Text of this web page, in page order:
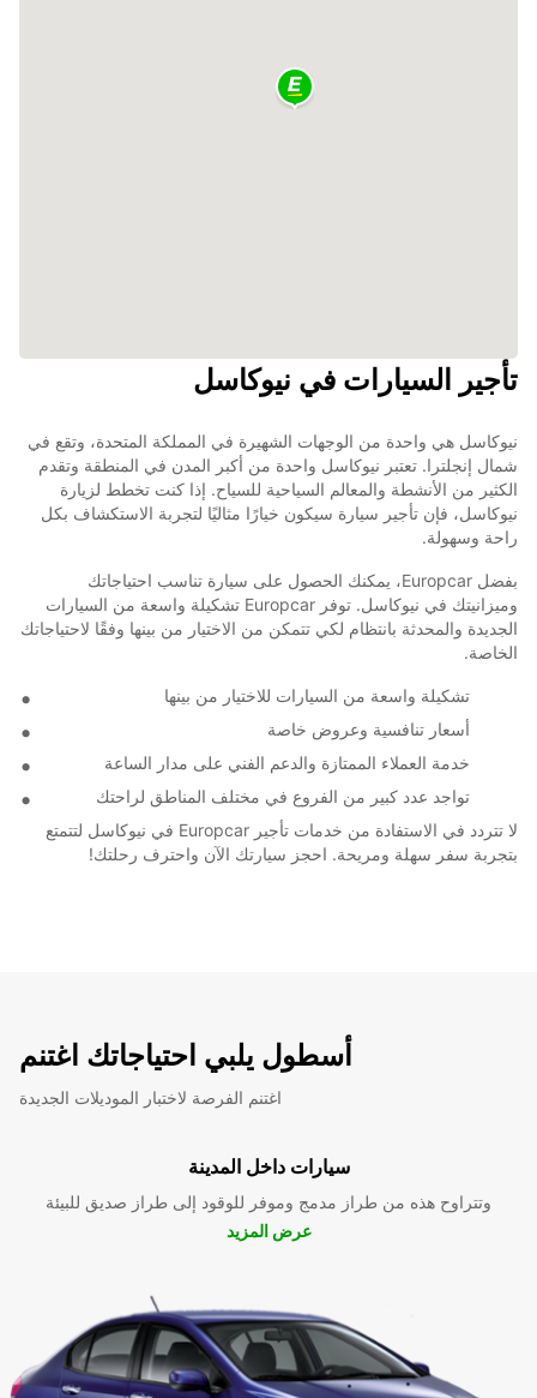
تأجير السيارات في نيوكاسل
نيوكاسل هي واحدة من الوجهات الشهيرة في المملكة المتحدة، وتقع في
شمال إنجلترا. تعتبر نيوكاسل واحدة من أكبر المدن في المنطقة وتقدم
الكثير من الأنشطة والمعالم السياحية للسياح. إذا كنت تخطط لزيارة
نيوكاسل، فإن تأجير سيارة سيكون خيارًا مثاليًا لتجربة الاستكشاف بكل
راحة وسهولة.
بفضل Europcar، يمكنك الحصول على سيارة تناسب احتياجاتك
وميزانيتك في نيوكاسل. توفر Europcar تشكيلة واسعة من السيارات
الجديدة والمحدثة بانتظام لكي تتمكن من الاختيار من بينها وفقًا لاحتياجاتك
الخاصة.
تشكيلة واسعة من السيارات للاختيار من بينها
أسعار تنافسية وعروض خاصة
خدمة العملاء الممتازة والدعم الفني على مدار الساعة
تواجد عدد كبير من الفروع في مختلف المناطق لراحتك
لا تتردد في الاستفادة من خدمات تأجير Europcar في نيوكاسل لتتمتع
بتجربة سفر سهلة ومريحة. احجز سيارتك الآن واحترف رحلتك!
أسطول يلبي احتياجاتك اغتنم
اغتنم الفرصة لاختبار الموديلات الجديدة
سيارات داخل المدينة
وتتراوح هذه من طراز مدمج وموفر للوقود إلى طراز صديق للبيئة
عرض المزيد